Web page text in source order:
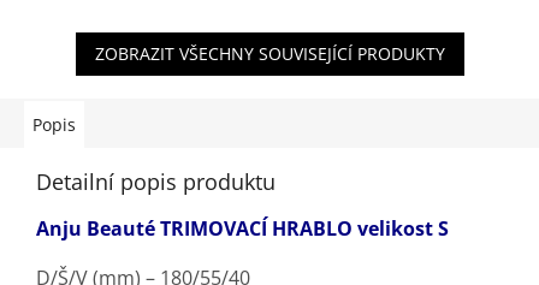
ZOBRAZIT VŠECHNY SOUVISEJÍCÍ PRODUKTY
Popis
Detailní popis produktu
Anju Beauté TRIMOVACÍ HRABLO velikost S
D/Š/V (mm) – 180/55/40